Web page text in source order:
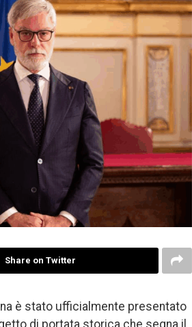
Share on Twitter
è stato ufficialmente presentato
di portata storica che segna il